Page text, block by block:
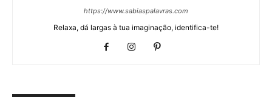
https://www.sabiaspalavras.com
Relaxa, dá largas à tua imaginação, identifica-te!